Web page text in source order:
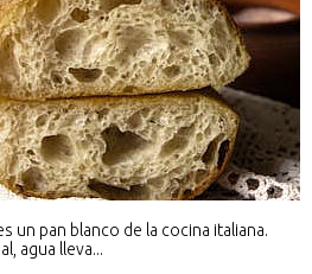
un pan blanco de la cocina italiana.
agua lleva...